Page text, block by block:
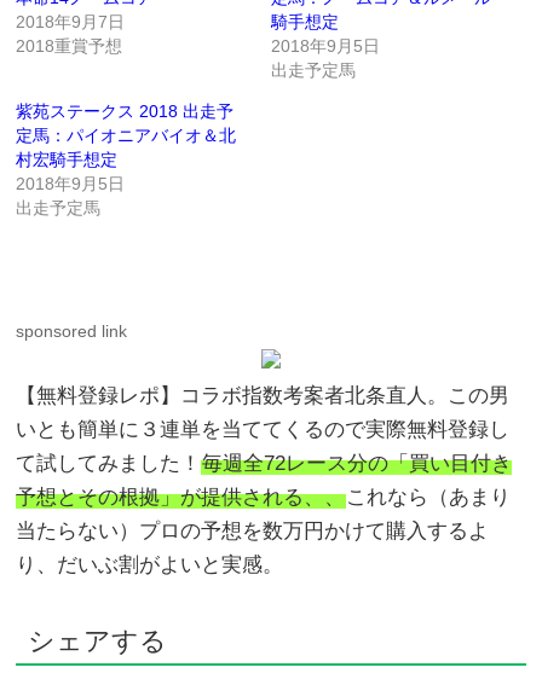
2018年9月7日
2018重賞予想
騎手想定
2018年9月5日
出走予定馬
紫苑ステークス 2018 出走予
定馬：パイオニアバイオ＆北
村宏騎手想定
2018年9月5日
出走予定馬
sponsored link
【無料登録レポ】コラボ指数考案者北条直人。この男
いとも簡単に３連単を当ててくるので実際無料登録し
て試してみました！毎週全72レース分の「買い目付き
予想とその根拠」が提供される、、これなら（あまり
当たらない）プロの予想を数万円かけて購入するよ
り、だいぶ割がよいと実感。
シェアする